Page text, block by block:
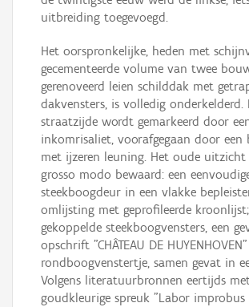
uitbreiding toegevoegd.
Het oorspronkelijke, heden met
gecementeerde volume van twee
gerenoveerd leien schilddak met
dakvensters, is volledig onderkelderd.
straatzijde wordt gemarkeerd door
inkomrisaliet, voorafgegaan door een
met ijzeren leuning. Het oude
grosso modo bewaard: een
steekboogdeur in een vlakke
omlijsting met geprofileerde
gekoppelde steekboogvensters, een
opschrift "CHÂTEAU DE
rondboogvenstertje, samen gevat in
Volgens literatuurbronnen eertijds
goudkleurige spreuk "Labor